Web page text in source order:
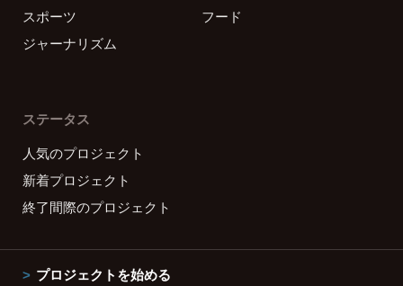
スポーツ
フード
ジャーナリズム
ステータス
人気のプロジェクト
新着プロジェクト
終了間際のプロジェクト
プロジェクトを始める